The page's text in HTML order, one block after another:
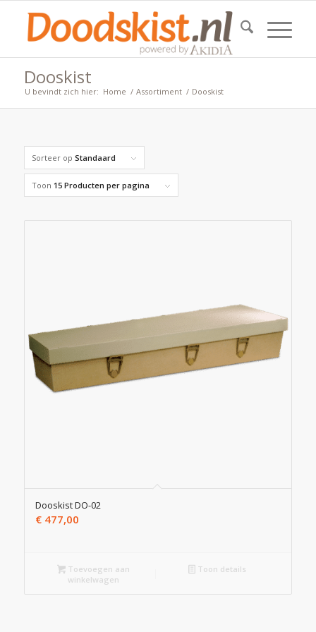
Dooskist
U bevindt zich hier: Home / Assortiment / Dooskist
Sorteer op Standaard
Toon 15 Producten per pagina
Dooskist DO-02
€477,00
Toevoegen aan
winkelwagen
Toon details